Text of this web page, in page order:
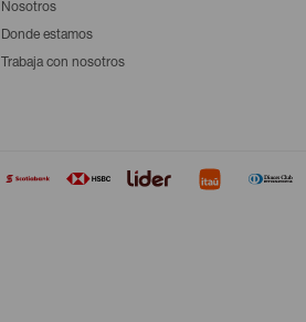
Nosotros
Donde estamos
Trabaja con nosotros